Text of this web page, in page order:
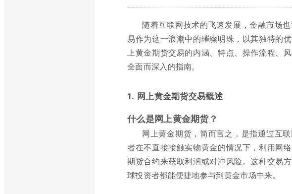
随着互联网技术的飞速发展，金融市场
易作为这一浪潮中的璀璨明珠，以其独特的
上黄金期货交易的内涵、特点、操作流程、
全面而深入的指南。
1. 网上黄金期货交易概述
什么是网上黄金期货？
网上黄金期货，简而言之，是指通过互
者在不直接接触实物黄金的情况下，利用网
期货合约来获取利润或对冲风险。这种交易
球投资者都能便捷地参与到黄金市场中来。